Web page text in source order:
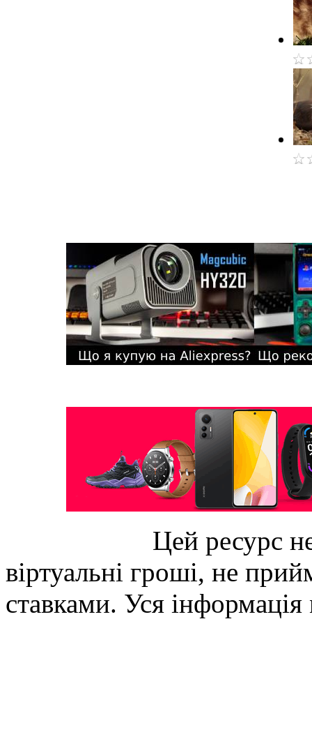
Цей ресурс
віртуальні гроші, не
ставками. Уся